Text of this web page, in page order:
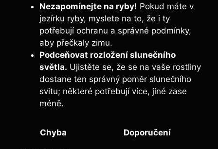
Nezapomínejte na ryby! Pokud máte v
jezírku ryby, myslete na to, že i ty
potřebují ochranu a správné podmínky,
aby přečkaly zimu.
Podceňovat rozložení slunečního
světla. Ujistěte se, že se na vaše rostliny
dostane ten správný poměr slunečního
svitu; některé potřebují více, jiné zase
méně.
Chyba Doporučení